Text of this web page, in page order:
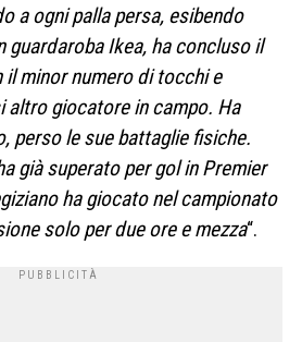
a ogni palla persa, esibendo
guardaroba Ikea, ha concluso il
minor numero di tocchi e
altro giocatore in campo. Ha
perso le sue battaglie fisiche.
già superato per gol in Premier
ha giocato nel campionato
solo per due ore e mezza“.